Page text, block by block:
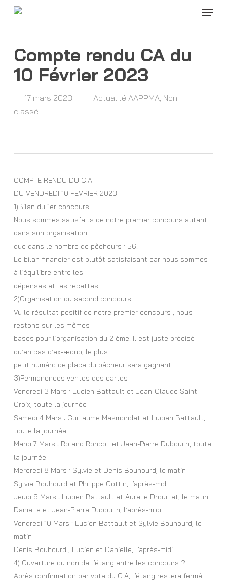
Menu
Compte rendu CA du
10 Février 2023
17 mars 2023 Actualité AAPPMA, Non
classé
COMPTE RENDU DU C.A
DU VENDREDI 10 FEVRIER 2023
1)Bilan du 1er concours
Nous sommes satisfaits de notre premier concours autant
dans son organisation
que dans le nombre de pêcheurs : 56.
Le bilan financier est plutôt satisfaisant car nous sommes
à l’équilibre entre les
dépenses et les recettes.
2)Organisation du second concours
Vu le résultat positif de notre premier concours , nous
restons sur les mêmes
bases pour l’organisation du 2 ème. Il est juste précisé
qu’en cas d’ex-æquo, le plus
petit numéro de place du pêcheur sera gagnant.
3)Permanences ventes des cartes
Vendredi 3 Mars : Lucien Battault et Jean-Claude Saint-
Croix, toute la journée
Samedi 4 Mars : Guillaume Masmondet et Lucien Battault,
toute la journée
Mardi 7 Mars : Roland Roncoli et Jean-Pierre Dubouilh, toute
la journée
Mercredi 8 Mars : Sylvie et Denis Bouhourd, le matin
Sylvie Bouhourd et Philippe Cottin, l’après-midi
Jeudi 9 Mars : Lucien Battault et Aurelie Drouillet, le matin
Danielle et Jean-Pierre Dubouilh, l’après-midi
Vendredi 10 Mars : Lucien Battault et Sylvie Bouhourd, le
matin
Denis Bouhourd , Lucien et Danielle, l’après-midi
4) Ouverture ou non de l’étang entre les concours ?
Après confirmation par vote du C.A, l’étang restera fermé